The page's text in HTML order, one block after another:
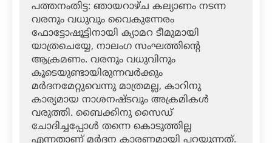
പത്തനംതിട്ട: ഞായറാഴ്ച കല്യാണം നടന്ന
വരനും വധുവും വൈകുന്നേരം
ഫോട്ടോഷൂട്ടിനായി ക്യാമറ ടീമുമായി
യാത്രചെയ്യേ, നാലംഗ സംഘത്തിന്റെ
ആക്രമണം. വരനും വധുവിനും
കൂടെയുണ്ടായിരുന്നവര്‍ക്കും
മര്‍ദനമേറ്റുവെന്നു മാത്രമല്ല, കാറിനു
കാര്യമായ നാശനഷ്ടവും അക്രമികള്‍
വരുത്തി. ബൈക്കിനു സൈഡ്
ചോദിച്ചപ്പോള്‍ തന്നെ കൊടുത്തില്ല
എന്നതാണ് മര്‍ദന കാരണമായി പറയുന്നത്.